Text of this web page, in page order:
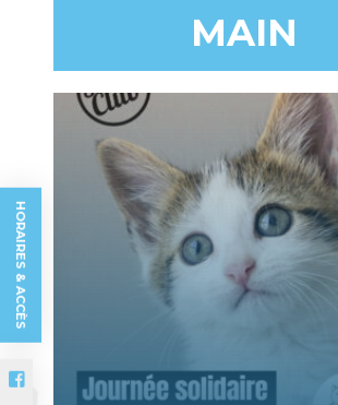
MAIN
HORAIRES & ACCÈS